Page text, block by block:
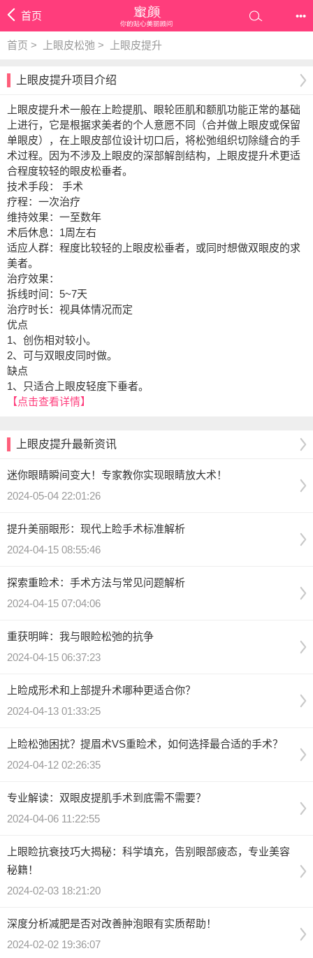
首页 •••
首页 > 上眼皮松弛 > 上眼皮提升
上眼皮提升项目介绍
上眼皮提升术一般在上睑提肌、眼轮匝肌和额肌功能正常的基础
上进行，它是根据求美者的个人意愿不同（合并做上眼皮或保留
单眼皮），在上眼皮部位设计切口后，将松弛组织切除缝合的手
术过程。因为不涉及上眼皮的深部解剖结构，上眼皮提升术更适
合程度较轻的眼皮松垂者。
技术手段： 手术
疗程：一次治疗
维持效果：一至数年
术后休息：1周左右
适应人群：程度比较轻的上眼皮松垂者，或同时想做双眼皮的求
美者。
治疗效果：
拆线时间：5~7天
治疗时长：视具体情况而定
优点
1、创伤相对较小。
2、可与双眼皮同时做。
缺点
1、只适合上眼皮轻度下垂者。
【点击查看详情】
上眼皮提升最新资讯
迷你眼睛瞬间变大！专家教你实现眼睛放大术！
2024-05-04 22:01:26
提升美丽眼形：现代上睑手术标准解析
2024-04-15 08:55:46
探索重睑术：手术方法与常见问题解析
2024-04-15 07:04:06
重获明眸：我与眼睑松弛的抗争
2024-04-15 06:37:23
上睑成形术和上部提升术哪种更适合你？
2024-04-13 01:33:25
上睑松弛困扰？提眉术VS重睑术，如何选择最合适的手术？
2024-04-12 02:26:35
专业解读：双眼皮提肌手术到底需不需要？
2024-04-06 11:22:55
上眼睑抗衰技巧大揭秘：科学填充，告别眼部疲态，专业美容
秘籍！
2024-02-03 18:21:20
深度分析减肥是否对改善肿泡眼有实质帮助！
2024-02-02 19:36:07